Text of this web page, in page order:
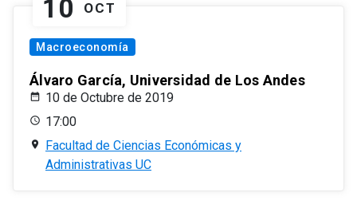
10 OCT
Macroeconomía
Álvaro García, Universidad de Los Andes
10 de Octubre de 2019
17:00
Facultad de Ciencias Económicas y
Administrativas UC